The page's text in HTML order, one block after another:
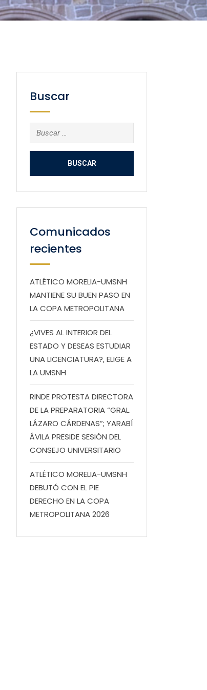
Buscar
Buscar:
Comunicados
recientes
ATLÉTICO MORELIA-UMSNH
MANTIENE SU BUEN PASO EN
LA COPA METROPOLITANA
¿VIVES AL INTERIOR DEL
ESTADO Y DESEAS ESTUDIAR
UNA LICENCIATURA?, ELIGE A
LA UMSNH
RINDE PROTESTA DIRECTORA
DE LA PREPARATORIA “GRAL.
LÁZARO CÁRDENAS”; YARABÍ
ÁVILA PRESIDE SESIÓN DEL
CONSEJO UNIVERSITARIO
ATLÉTICO MORELIA-UMSNH
DEBUTÓ CON EL PIE
DERECHO EN LA COPA
METROPOLITANA 2026